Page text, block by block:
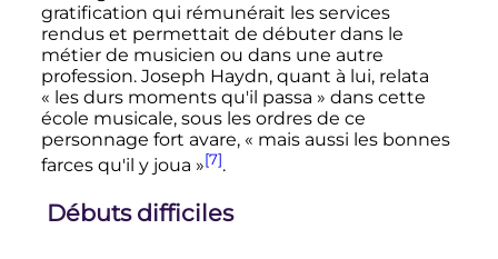
gratification qui rémunérait les services
rendus et permettait de débuter dans le
métier de musicien ou dans une autre
profession. Joseph Haydn, quant à lui, relata
« les durs moments qu'il passa » dans cette
école musicale, sous les ordres de ce
personnage fort avare, « mais aussi les bonnes
farces qu'il y joua »[7].
Débuts difficiles